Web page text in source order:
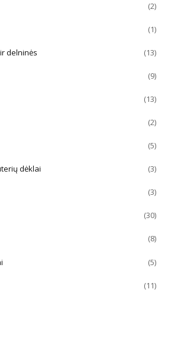
(2)
(1)
delninės (13)
(9)
(13)
(2)
(5)
dėklai (3)
(3)
(30)
(8)
(5)
(11)